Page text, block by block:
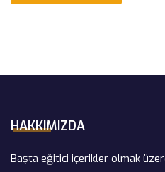
HAKKIMIZDA
Başta eğitici içerikler olmak